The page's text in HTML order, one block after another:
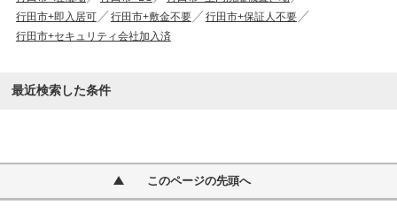
行田市+即入居可
行田市+敷金不要
行田市+保証人不要
行田市+セキュリティ会社加入済
最近検索した条件
このページの先頭へ